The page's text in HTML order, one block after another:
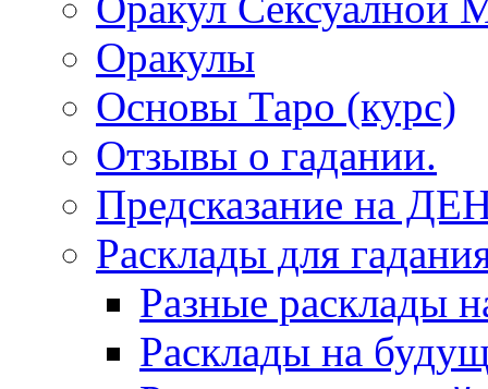
Оракулы
Основы Таро (курс)
Отзывы о гадании.
Предсказание на
Расклады для
Разные расклады
Расклады на